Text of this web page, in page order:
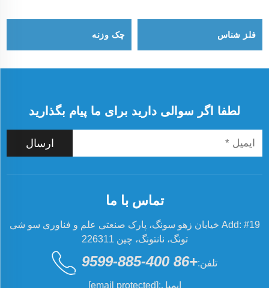
فلز شناس چک وزنه
لطفا اگر سوالی دارید برای ما پیام بگذارید
ارسال
تماس با ما
Add: #19 خیابان زهو سونگ، پارک صنعتی علم و فناوری سو شی
تونگ، نانتونگ، چین 226311
تلفن:+86 400-885-9599
ایمیل: